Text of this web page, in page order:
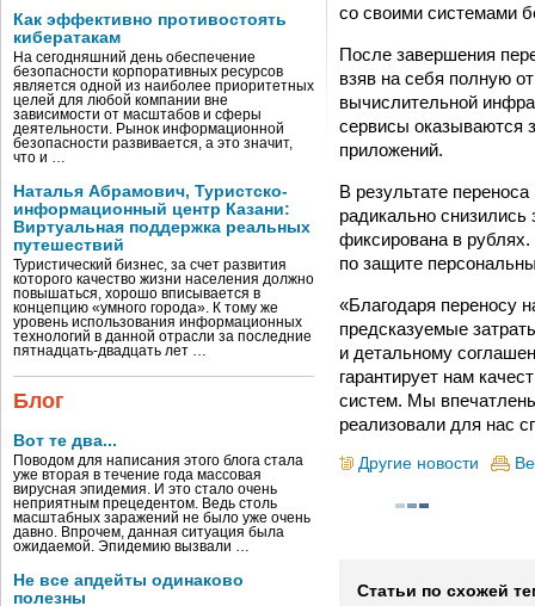
Как эффективно противостоять
кибератакам
На сегодняшний день обеспечение
безопасности корпоративных ресурсов
является одной из наиболее приоритетных
целей для любой компании вне
зависимости от масштабов и сферы
деятельности. Рынок информационной
безопасности развивается, а это значит,
что и …
Наталья Абрамович, Туристско-
информационный центр Казани:
Виртуальная поддержка реальных
путешествий
Туристический бизнес, за счет развития
которого качество жизни населения должно
повышаться, хорошо вписывается в
концепцию «умного города». К тому же
уровень использования информационных
технологий в данной отрасли за последние
пятнадцать-двадцать лет …
Блог
Вот те два...
Поводом для написания этого блога стала
уже вторая в течение года массовая
вирусная эпидемия. И это стало очень
неприятным прецедентом. Ведь столь
масштабных заражений не было уже очень
давно. Впрочем, данная ситуация была
ожидаемой. Эпидемию вызвали …
Не все апдейты одинаково
полезны
со своими системами
После завершения
взяв на себя полную
вычислительной
сервисы оказываются
приложений.
В результате
радикально снизились
фиксирована в рублях.
по защите
«Благодаря переносу
предсказуемые
и детальному
гарантирует нам
систем. Мы
реализовали для нас
Другие новости
Статьи по схожей